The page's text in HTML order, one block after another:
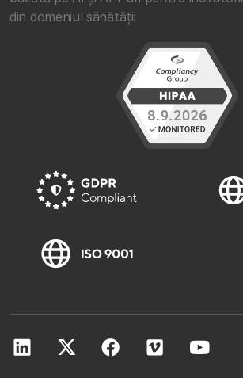
din domeniul sănătății